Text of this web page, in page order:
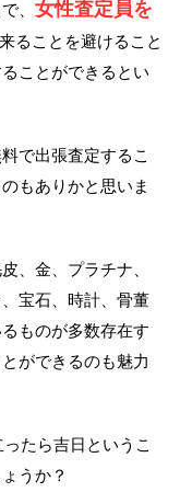
、 女性査定員を
ることを避けること
ことができるとい
で出張査定するこ
もありかと思いま
、金、プラチナ、
宝石、時計、骨董
ものが多数存在す
ができるのも魅力
たら吉日というこ
うか？